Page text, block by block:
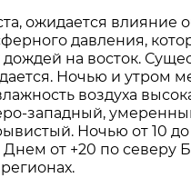
ожидается влияние
давления,
дождей на восток.
Ночью и утром
воздуха
западный,
Ночью от 10 до
Днем от +20 по северу